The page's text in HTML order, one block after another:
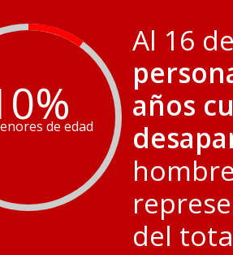
%
de edad
Al 16
años
del